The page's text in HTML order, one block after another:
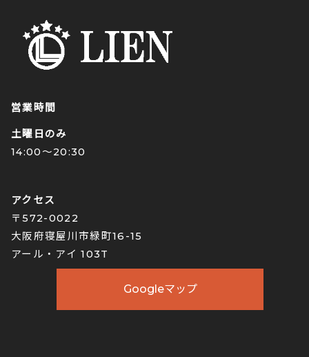
営業時間
土曜日のみ
14:00〜20:30
アクセス
〒572-0022
大阪府寝屋川市緑町16-15
アール・アイ 103T
Googleマップ